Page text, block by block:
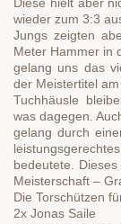
wieder zum 3:3
Jungs zeigten
Meter Hammer in
gelang uns das
der Meistertitel am
Tuchhäusle
was dagegen.
gelang durch
bedeutete.
Meisterschaft –
Die Torschützen
2x Jonas Saile